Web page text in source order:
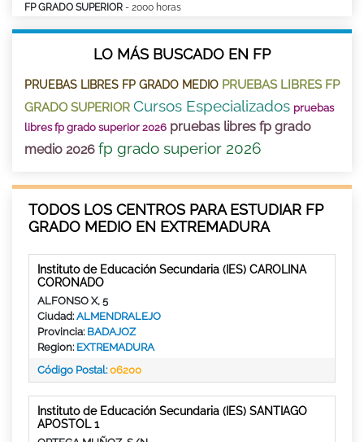
FP GRADO SUPERIOR - 2000 horas
LO MÁS BUSCADO EN FP
PRUEBAS LIBRES FP GRADO MEDIO PRUEBAS LIBRES FP
GRADO SUPERIOR Cursos Especializados pruebas
libres fp grado superior 2026 pruebas libres fp grado
medio 2026 fp grado superior 2026
TODOS LOS CENTROS PARA ESTUDIAR FP
GRADO MEDIO EN EXTREMADURA
Instituto de Educación Secundaria (IES) CAROLINA
CORONADO
ALFONSO X, 5
Ciudad:ALMENDRALEJO
Provincia: BADAJOZ
Region: EXTREMADURA
Código Postal:06200
Instituto de Educación Secundaria (IES) SANTIAGO
APOSTOL 1